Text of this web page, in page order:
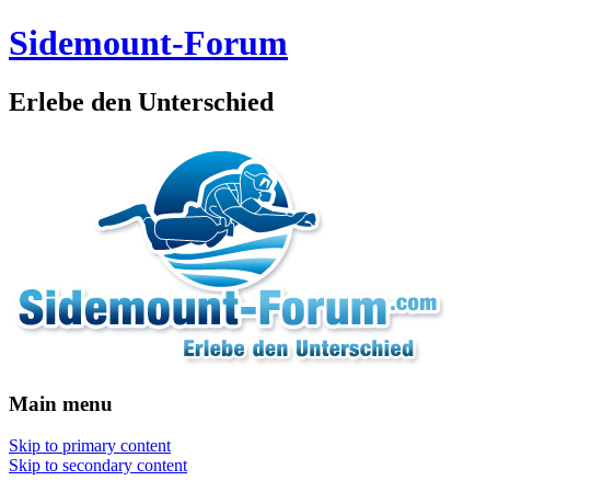
Sidemount-Forum
Erlebe den Unterschied
Main menu
Skip to primary content
Skip to secondary content